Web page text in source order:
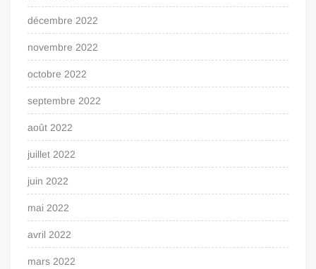
décembre 2022
novembre 2022
octobre 2022
septembre 2022
août 2022
juillet 2022
juin 2022
mai 2022
avril 2022
mars 2022